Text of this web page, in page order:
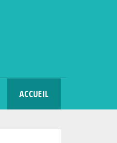
ACCUEIL